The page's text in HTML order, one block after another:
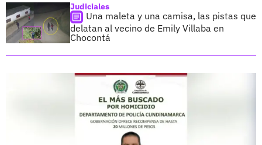
Judiciales
Una maleta y una camisa, las pistas que
delatan al vecino de Emily Villaba en
Chocontá